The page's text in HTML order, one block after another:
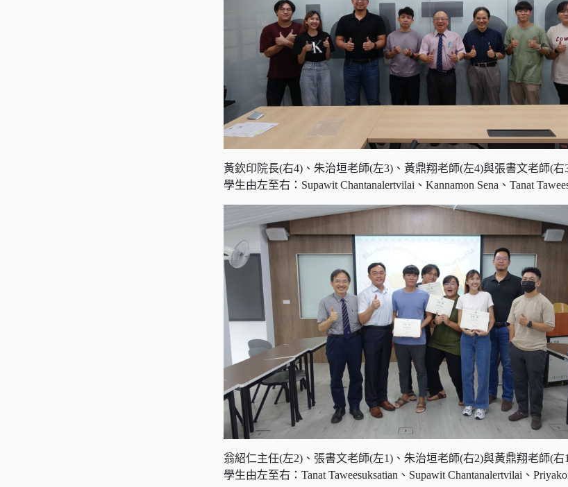
黃欽印院長(右4)、朱治垣老師(左3)、黃鼎翔老師(左4)與張書文老師(
學生由左至右：Supawit Chantanalertvilai、Kannamon Sena、Tanat
翁紹仁主任(左2)、張書文老師(左1)、朱治垣老師(右2)與黃鼎翔老師(
學生由左至右：Tanat Taweesuksatian、Supawit Chantanalertvilai、